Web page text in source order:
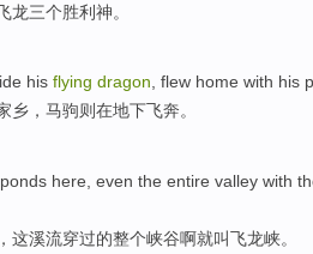
龙三个胜利神。
his flying dragon, flew home with his
乡 ， 马驹则在地下飞奔。
ponds here, even the entire valley with
， 这溪流穿过的整个峡谷啊就叫飞龙峡。